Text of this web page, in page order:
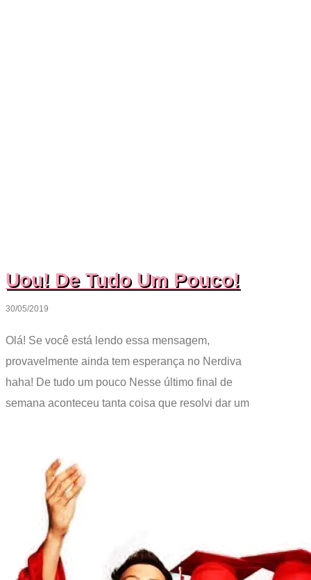
Uou! De Tudo Um Pouco!
30/05/2019
Olá! Se você está lendo essa mensagem,
provavelmente ainda tem esperança no Nerdiva
haha! De tudo um pouco Nesse último final de
semana aconteceu tanta coisa que resolvi dar um